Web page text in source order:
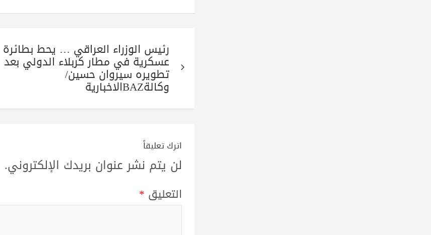
المقالاترئيس الوزراء العراقي … يحط بطائرة
عسكرية في مطار كربلاء الدولي بعد
تطويره سيروان حسين/
وكالةBAZالاخبارية
اترك تعليقاً
لن يتم نشر عنوان بريدك الإلكتروني.
التعليق *